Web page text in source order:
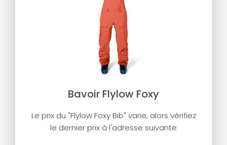
Bavoir Flylow Foxy
Le prix du "Flylow Foxy Bib" varie, alors vérifiez
le dernier prix à l'adresse suivante